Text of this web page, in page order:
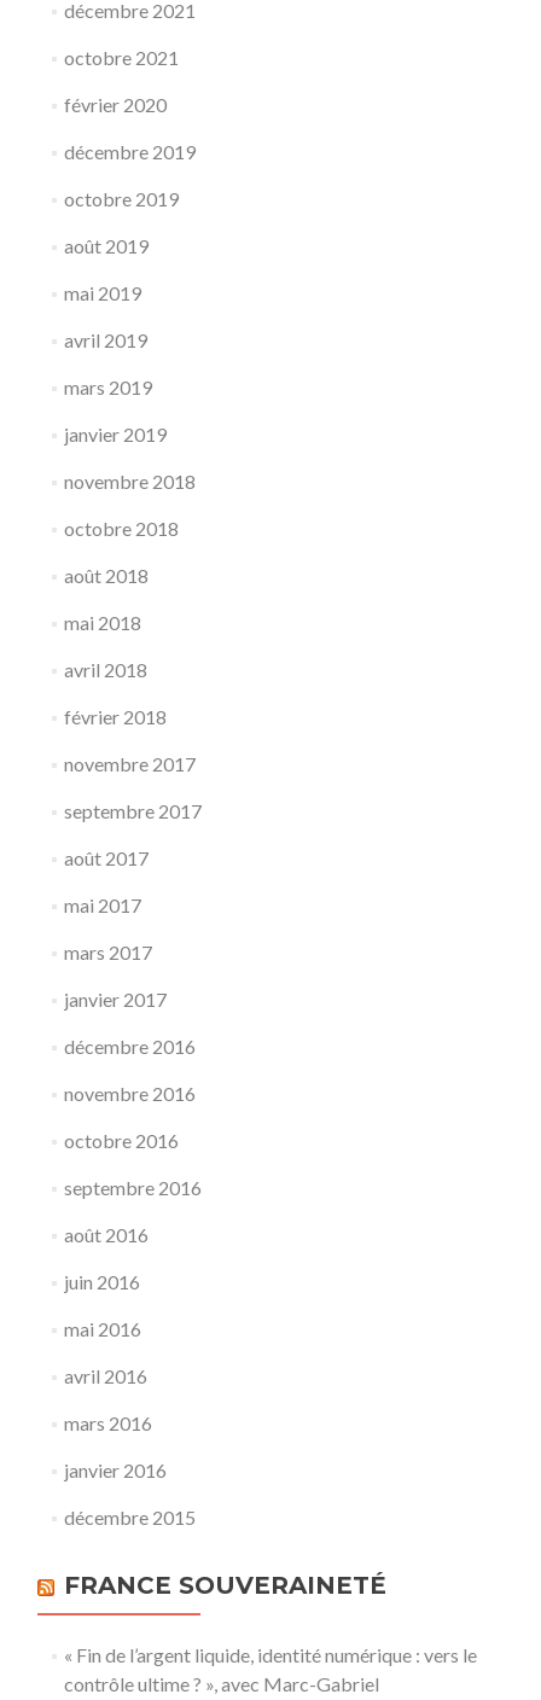
décembre 2021
octobre 2021
février 2020
décembre 2019
octobre 2019
août 2019
mai 2019
avril 2019
mars 2019
janvier 2019
novembre 2018
octobre 2018
août 2018
mai 2018
avril 2018
février 2018
novembre 2017
septembre 2017
août 2017
mai 2017
mars 2017
janvier 2017
décembre 2016
novembre 2016
octobre 2016
septembre 2016
août 2016
juin 2016
mai 2016
avril 2016
mars 2016
janvier 2016
décembre 2015
FRANCE SOUVERAINETÉ
« Fin de l’argent liquide, identité numérique : vers le
contrôle ultime ? », avec Marc-Gabriel